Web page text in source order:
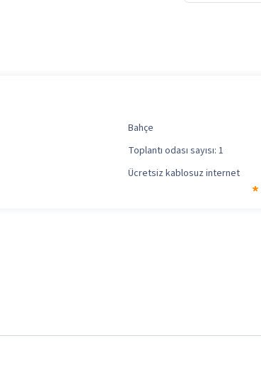
Bahçe
Toplantı odası sayısı: 1
Ücretsiz kablosuz internet